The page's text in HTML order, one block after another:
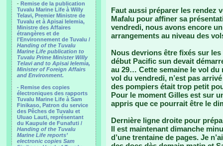
- Remise de la publication
Tuvalu Marine Life à Willy
Telavi, Premier Ministre de
Tuvalu et à Apisai Ielemia,
Ministre des Affaires
étrangères et de
l'Environnement de Tuvalu /
Handing of the Tuvalu
Marine Life publication to
Tuvalu Prime Minister Willy
Telavi and to Apisai Ielemia,
Minister of Foreign Affairs
and Environment.
- Remise des copies
électroniques des rapports
Tuvalu Marine Life à Sam
Finikaso, Patron du service
des Pêches de Tuvalu et
Uluao Lauti, représentant
du Kaupule de Funafuti /
Handing of the Tuvalu
Marine Life reports’
electronic copies Sam
Faut aussi préparer les rendez
Mafalu pour affiner sa
vendredi, nous avons encore
arrangements au niveau des
Nous devrions être fixés sur
début Pacific sun devait
au 29… Cette semaine le vol
vol du vendredi, n’est pas
des pompiers était trop petit
Pour le moment Gilles est sur
appris que ce pourrait être le
Dernière ligne droite pour
Il est maintenant dimanche
d’une trentaine de pages. Je